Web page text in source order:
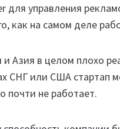
для управления
как на самом деле
Азия в целом плохо
СНГ или США стартап
почти не работает.